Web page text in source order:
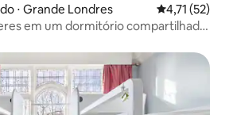
⋅ Grande Londres 4,71 de uma
4,71 (52)
em um dormitório compartilhado